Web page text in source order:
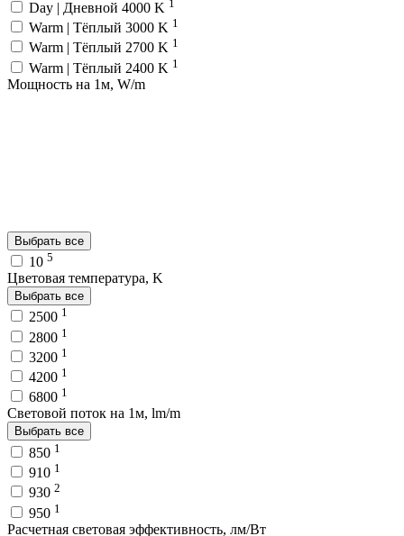
Day | Дневной 4000 K
Warm | Тёплый 3000 K 1
Warm | Тёплый 2700 K 1
Warm | Тёплый 2400 K 1
Мощность на 1м, W/m
Выбрать все
10 5
Цветовая температура, K
Выбрать все
2500 1
2800 1
3200 1
4200 1
6800 1
Световой поток на 1м, lm/m
Выбрать все
850 1
910 1
930 2
950 1
Расчетная световая эффективность, лм/Вт